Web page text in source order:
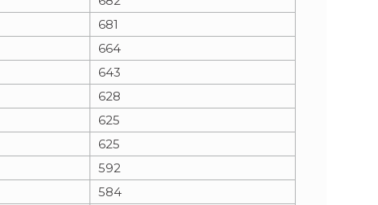
681
664
643
628
625
625
592
584